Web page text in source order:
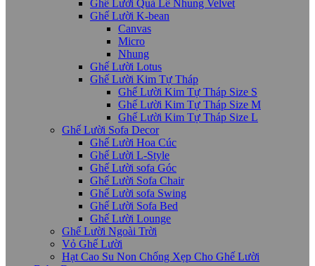
Ghế Lười Quả Lê Nhung Velvet
Ghế Lười K-bean
Canvas
Micro
Nhung
Ghế Lười Lotus
Ghế Lười Kim Tự Tháp
Ghế Lười Kim Tự Tháp Size S
Ghế Lười Kim Tự Tháp Size M
Ghế Lười Kim Tự Tháp Size L
Ghế Lười Sofa Decor
Ghế Lười Hoa Cúc
Ghế Lười L-Style
Ghế Lười sofa Góc
Ghế Lười Sofa Chair
Ghế Lười sofa Swing
Ghế Lười Sofa Bed
Ghế Lười Lounge
Ghế Lười Ngoài Trời
Vỏ Ghế Lười
Hạt Cao Su Non Chống Xẹp Cho Ghế Lười